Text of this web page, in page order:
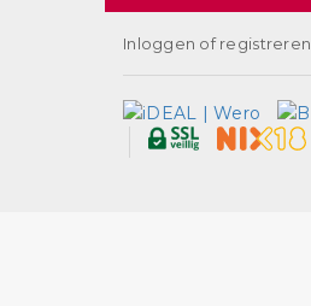
Inloggen of registreren